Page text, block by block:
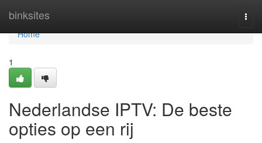
binksites
Home
Home
1
Nederlandse IPTV: De beste
opties op een rij